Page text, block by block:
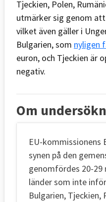
Tjeckien, Polen,
utmärker sig genom
vilket även gäller i
Bulgarien, som nyligen
euron, och Tjeckien är
negativ.
Om
EU-kommissionens
synen på den
genomfördes 20-29
länder som inte
Bulgarien, Tjeckien,